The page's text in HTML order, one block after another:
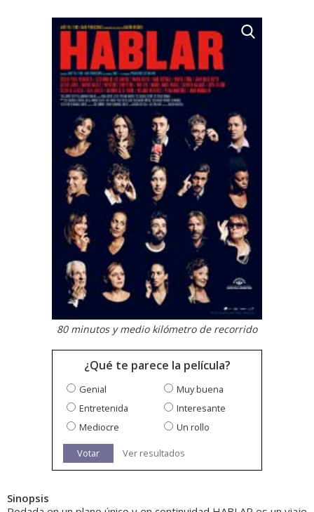
80 minutos y medio kilómetro de recorrido
¿Qué te parece la película?
Genial
Muy buena
Entretenida
Interesante
Mediocre
Un rollo
Votar Ver resultados
Sinopsis